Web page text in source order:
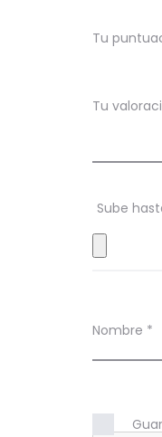
r
c
n
e
Tu
Tu
Sube
Nombre *